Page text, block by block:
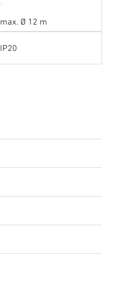
max. Ø 12 m
IP20